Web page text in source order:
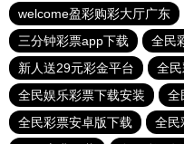
welcome盈彩购彩大厅广东
三分钟彩票app下载
全民
新人送29元彩金平台
全
全民娱乐彩票下载安装
全
全民彩票安卓版下载
全民